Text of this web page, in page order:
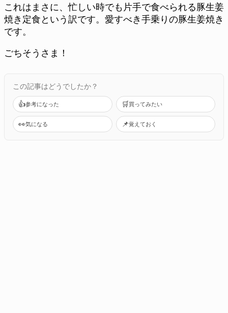
これはまさに、忙しい時でも片手で食べられる豚生姜
焼き定食という訳です。愛すべき手乗りの豚生姜焼き
です。
ごちそうさま！
この記事はどうでしたか？
👍参考になった 🛒買ってみたい
👀気になる 📌覚えておく